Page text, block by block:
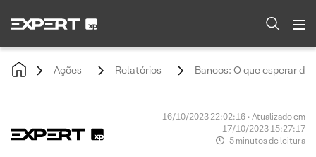
Ações Relatórios Bancos: O que esperar
16/10/2023 22:02:16 • Atualizado em
17/10/2023 15:27:17
5 minutos de leitura